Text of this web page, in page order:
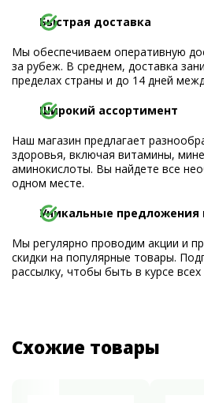
Быстрая доставка
Мы обеспечиваем оперативную
за рубеж. В среднем, доставка
пределах страны и до 14 дней
Широкий ассортимент
Наш магазин предлагает
здоровья, включая витамины,
аминокислоты. Вы найдете все
одном месте.
Уникальные предложения
Мы регулярно проводим акции и
скидки на популярные товары.
рассылку, чтобы быть в курсе
Схожие товары